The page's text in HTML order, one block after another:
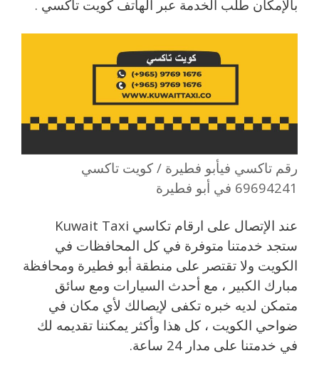
بالإمكان طلب الخدمة عبر الهاتف كويت تاكسي .
رقم تاكسي فيأبو فطيرة / كويت تاكسي
69694241 في أبو فطيرة
عند الإتصال على ارقام تكاسي Kuwait Taxi
ستجد خدمتنا متوفرة في كل المحافظات في
الكويت ولا تقتصر على منطقة أبو فطيرة ومحافظة
مبارك الكبير ، مع أحدث السيارات ومع سائق
متمكن لديه خبره تكفى لإيصالك لأي مكان في
ضواحي الكويت ، كل هذا وأكثر يمكننا تقديمه لك
في خدمتنا على مدار 24 ساعة.